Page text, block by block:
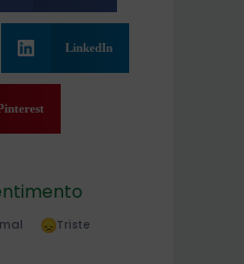
LinkedIn
Triste